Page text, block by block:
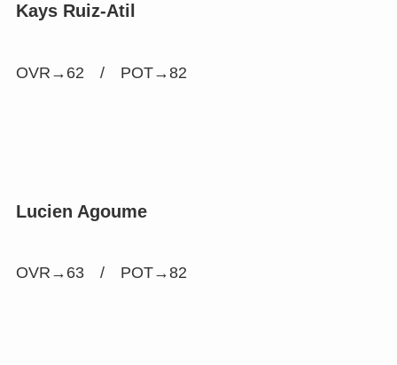
Kays Ruiz-Atil
OVR→62 / POT→82
Lucien Agoume
OVR→63 / POT→82